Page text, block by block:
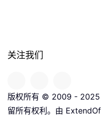
关注我们
版权所有 © 2009 -
留所有权利。由